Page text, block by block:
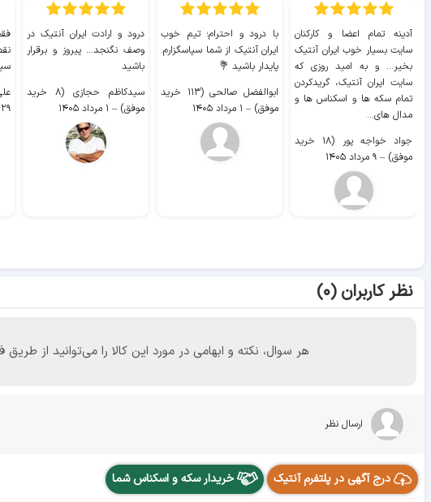
آدینه تمام اعضا و کارکنان
سایت بسیار خوب ايران آنتیک
بخیر... و به امید روزی که
سایت ايران آنتیک، گریدکردن
تمام سکه ها و اسکناس ها و
مدال های...
جواد خواجه پور (۱۸ خرید
موفق) – ۹ مرداد ۱۴۰۵
با درود و احترام؛ تیم خوب
ایران آنتیک از شما سپاسگزارم.
پایدار باشید 💐
ابوالفضل صالحی (۱۱۳ خرید
موفق) – ۱ مرداد ۱۴۰۵
درود و ارادت ایران آنتیک در
وصف نگنجد... پیروز و برقرار
باشید
سیدکاظم حجازی (۸ خرید
موفق) – ۱ مرداد ۱۴۰۵
علی
۲۹ تیر ۱۴۰۵
نظر کاربران (۰)
هر سوال، نکته و ابهامی در مورد این کالا را می‌توانید از
ارسال نظر
درج آگهی در پلتفرم آنتیک خریدار سکه و اسکناس شما